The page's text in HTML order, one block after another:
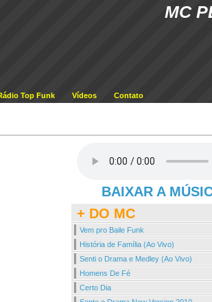
MC
Top Funk Vídeos Contato
BAIXAR A
+ DO MC
Vem pro Baile Funk
História de Família (Ao Vivo)
Senti o Drama e Medley (Ao Vivo)
Homens De Fé
Certo Dia